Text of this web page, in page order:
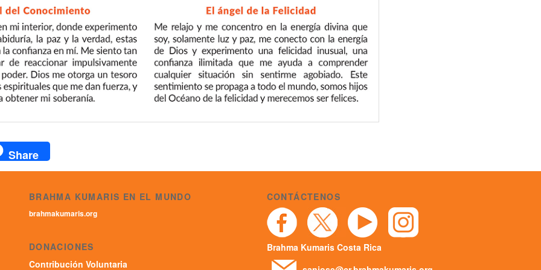
Share
BRAHMA KUMARIS EN EL MUNDO
brahmakumaris.org
DONACIONES
Contribución Voluntaria
CONTÁCTENOS
Brahma Kumaris Costa Rica